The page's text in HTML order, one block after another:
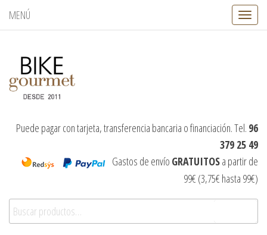
MENÚ
C
a
e
g
a
i
Puede pagar con tarjeta, transferencia bancaria o financiación. Tel. 96
379 25 49
Gastos de envío GRATUITOSa partir de
99€ (3,75€ hasta 99€)